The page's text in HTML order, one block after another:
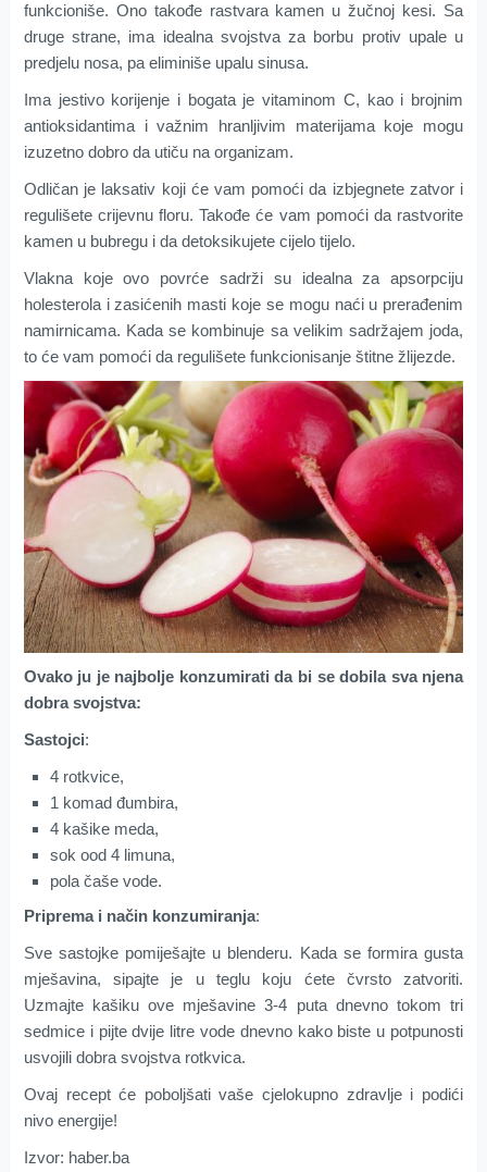
funkcioniše. Ono takođe rastvara kamen u žučnoj kesi. Sa
druge strane, ima idealna svojstva za borbu protiv upale u
predjelu nosa, pa eliminiše upalu sinusa.
Ima jestivo korijenje i bogata je vitaminom C, kao i brojnim
antioksidantima i važnim hranljivim materijama koje mogu
izuzetno dobro da utiču na organizam.
Odličan je laksativ koji će vam pomoći da izbjegnete zatvor i
regulišete crijevnu floru. Takođe će vam pomoći da rastvorite
kamen u bubregu i da detoksikujete cijelo tijelo.
Vlakna koje ovo povrće sadrži su idealna za apsorpciju
holesterola i zasićenih masti koje se mogu naći u prerađenim
namirnicama. Kada se kombinuje sa velikim sadržajem joda,
to će vam pomoći da regulišete funkcionisanje štitne žlijezde.
Ovako ju je najbolje konzumirati da bi se dobila sva njena
dobra svojstva:
Sastojci:
4 rotkvice,
1 komad đumbira,
4 kašike meda,
sok ood 4 limuna,
pola čaše vode.
Priprema i način konzumiranja:
Sve sastojke pomiješajte u blenderu. Kada se formira gusta
mješavina, sipajte je u teglu koju ćete čvrsto zatvoriti.
Uzmajte kašiku ove mješavine 3-4 puta dnevno tokom tri
sedmice i pijte dvije litre vode dnevno kako biste u potpunosti
usvojili dobra svojstva rotkvica.
Ovaj recept će poboljšati vaše cjelokupno zdravlje i podići
nivo energije!
Izvor: haber.ba